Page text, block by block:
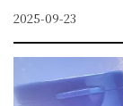
2025-09-23